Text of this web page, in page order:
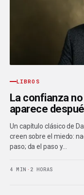
LIBROS
La confianza
aparece
Un capítulo clásico de
creen sobre el miedo:
paso; da el paso y…
4 MIN · 2 HORAS